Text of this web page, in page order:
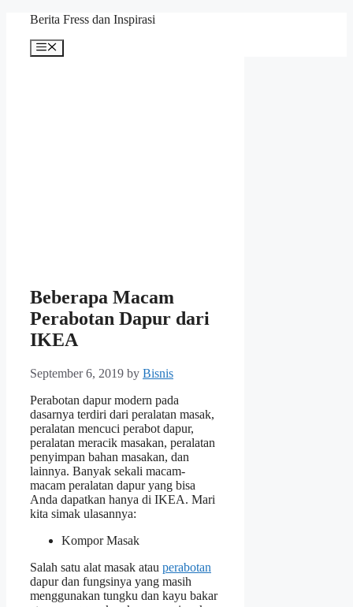
content
Berita Fress dan Inspirasi
Menu
Beberapa Macam
Perabotan Dapur dari
IKEA
September 6, 2019 by Bisnis
Perabotan dapur modern pada
dasarnya terdiri dari peralatan masak,
peralatan mencuci perabot dapur,
peralatan meracik masakan, peralatan
penyimpan bahan masakan, dan
lainnya. Banyak sekali macam-
macam peralatan dapur yang bisa
Anda dapatkan hanya di IKEA. Mari
kita simak ulasannya:
Kompor Masak
Salah satu alat masak atau perabotan
dapur dan fungsinya yang masih
menggunakan tungku dan kayu bakar